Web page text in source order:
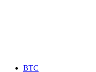
BTC